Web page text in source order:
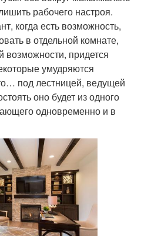
рабочего настроя.
когда есть возможность,
в отдельной комнате,
возможности, придется
умудряются
под лестницей, ведущей
оно будет из одного
одновременно и в